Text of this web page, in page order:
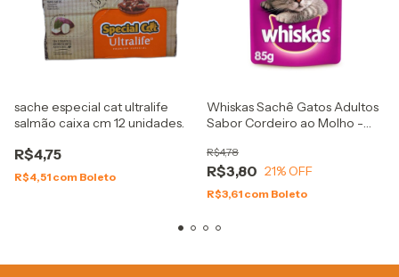
sache especial cat ultralife
salmão caixa cm 12 unidades.
R$4,75
R$4,51 com Boleto
Whiskas Sachê Gatos Adultos
Sabor Cordeiro ao Molho -
R$3,80
R$4,78
21% OFF
R$3,61 com Boleto